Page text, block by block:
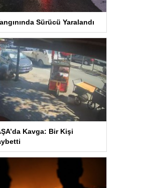
Sürücü Yaralandı
Kavga: Bir Kişi